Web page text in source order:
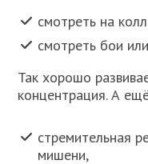
смотреть на
смотреть бои
Так хорошо
концентрация. А
стремительная
мишени,